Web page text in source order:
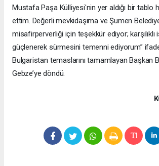
Mustafa Paşa Külliyesi'nin yer aldığı bir tablo
ettim. Değerli mevkidaşıma ve Şumen
misafirperverliği için teşekkür ediyor; karşılıklı
güçlenerek sürmesini temenni ediyorum”
Bulgaristan temaslarını tamamlayan Başkan
Gebze’ye döndü.